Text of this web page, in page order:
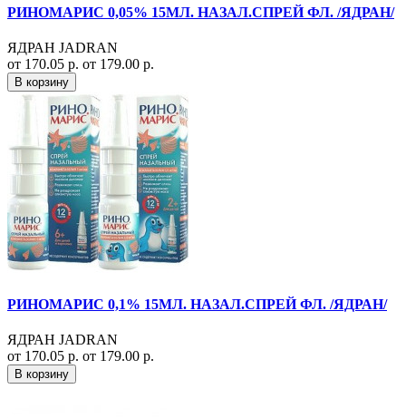
РИНОМАРИС 0,05% 15МЛ. НАЗАЛ.СПРЕЙ ФЛ. /ЯДРАН/
ЯДРАН JADRAN
от 170.05 р. от 179.00 р.
В корзину
РИНОМАРИС 0,1% 15МЛ. НАЗАЛ.СПРЕЙ ФЛ. /ЯДРАН/
ЯДРАН JADRAN
от 170.05 р. от 179.00 р.
В корзину